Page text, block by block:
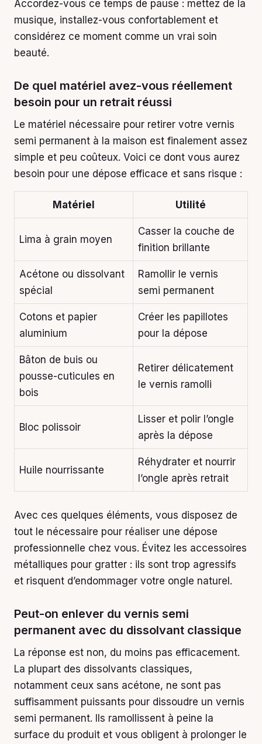
Accordez-vous ce temps de pause : mettez de la
musique, installez-vous confortablement et
considérez ce moment comme un vrai soin
beauté.
De quel matériel avez-vous réellement
besoin pour un retrait réussi
Le matériel nécessaire pour retirer votre vernis
semi permanent à la maison est finalement assez
simple et peu coûteux. Voici ce dont vous aurez
besoin pour une dépose efficace et sans risque :
Matériel Utilité
Lima à grain moyen
Casser la couche de
finition brillante
Acétone ou dissolvant
spécial
Ramollir le vernis
semi permanent
Cotons et papier
aluminium
Créer les papillotes
pour la dépose
Bâton de buis ou
pousse-cuticules en
bois
Retirer délicatement
le vernis ramolli
Bloc polissoir
Lisser et polir l’ongle
après la dépose
Huile nourrissante
Réhydrater et nourrir
l’ongle après retrait
Avec ces quelques éléments, vous disposez de
tout le nécessaire pour réaliser une dépose
professionnelle chez vous. Évitez les accessoires
métalliques pour gratter : ils sont trop agressifs
et risquent d’endommager votre ongle naturel.
Peut-on enlever du vernis semi
permanent avec du dissolvant classique
La réponse est non, du moins pas efficacement.
La plupart des dissolvants classiques,
notamment ceux sans acétone, ne sont pas
suffisamment puissants pour dissoudre un vernis
semi permanent. Ils ramollissent à peine la
surface du produit et vous obligent à prolonger le